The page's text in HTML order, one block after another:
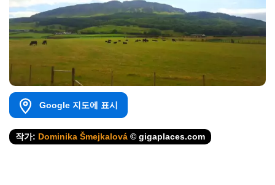
Google 지도에 표시
작가: Dominika Šmejkalová © gigaplaces.com